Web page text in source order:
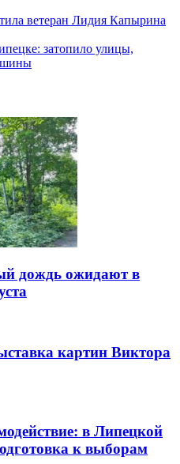
ветеран Лидия Капырина
затопило улицы,
дождь ожидают в
картин Виктора
в Липецкой
к выборам